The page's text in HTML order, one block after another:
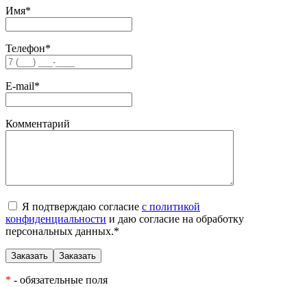
Имя*
Телефон*
E-mail*
Комментарий
Я подтверждаю согласие с политикой
конфиденциальности и даю согласие на обработку
персональных данных.*
* - обязательные поля